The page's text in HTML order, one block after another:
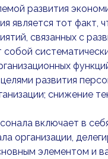
развития
является тот факт,
связанных с
развития
снижение
включает в
организации,
элементом и